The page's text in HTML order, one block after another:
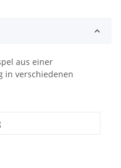
aus einer
in verschiedenen